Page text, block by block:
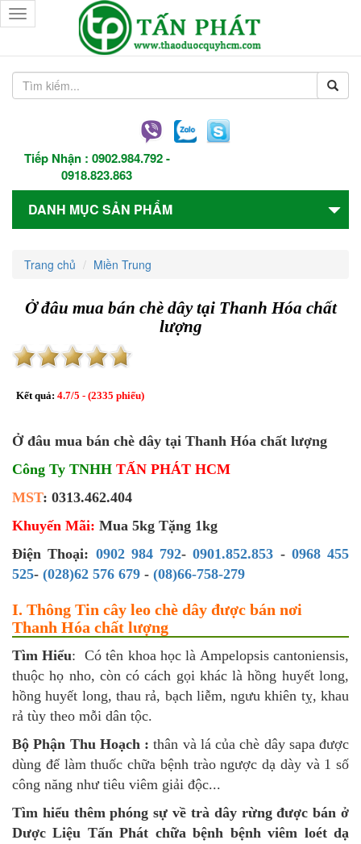
Tiếp Nhận : 0902.984.792-
0918.823.863
Toggle
navigation
DANH MỤC SẢN PHẨM
Trang chủ Miền Trung
Ở đâu mua bán chè dây tại Thanh Hóa chất
lượng
Kết quả: 4.7/5 - (2335 phiếu)
Ở đâu mua bán chè dây tại Thanh Hóa chất lượng
Công Ty TNHH TẤN PHÁT HCM
MST: 0313.462.404
Khuyến Mãi: Mua 5kg Tặng 1kg
Điện Thoại: 0902 984 792-0901.852.853 - 0968 455
525- (028)62 576 679 - (08)66-758-279
I. Thông Tin cây leo chè dây được bán nơi
Thanh Hóa chất lượng
Tìm Hiểu: Có tên khoa học là Ampelopsis cantoniensis,
thuộc họ nho, còn có cách gọi khác là hồng huyết long,
hồng huyết long, thau rả, bạch liễm, ngưu khiên tỵ, khau
rả tùy theo mỗi dân tộc.
Bộ Phận Thu Hoạch : thân và lá của chè dây sapa được
dùng để làm thuốc chữa bệnh trào ngược dạ dày và 1 số
công năng như tiêu viêm giải độc...
Tìm hiểu thêm phóng sự về trà dây rừng được bán ở
Dược Liệu Tấn Phát chữa bệnh bệnh viêm loét dạ